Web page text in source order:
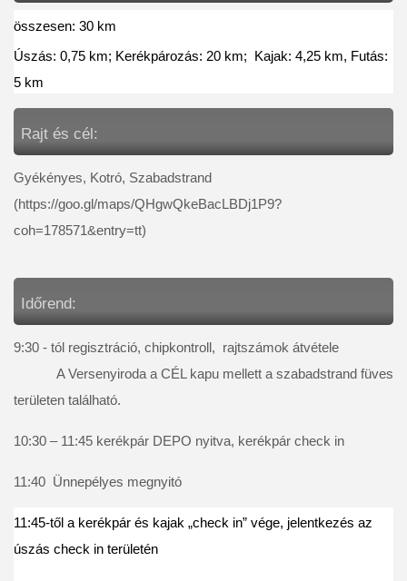
összesen: 30 km
Úszás: 0,75 km; Kerékpározás: 20 km;  Kajak: 4,25 km, Futás:
5 km
Rajt és cél:
Gyékényes, Kotró, Szabadstrand
(https://goo.gl/maps/QHgwQkeBacLBDj1P9?
coh=178571&entry=tt)
Időrend:
9:30 - tól regisztráció, chipkontroll,  rajtszámok átvétele
A Versenyiroda a CÉL kapu mellett a szabadstrand füves
területen található.
10:30 – 11:45 kerékpár DEPO nyitva, kerékpár check in
11:40  Ünnepélyes megnyitó
11:45-től a kerékpár és kajak „check in” vége, jelentkezés az
úszás check in területén